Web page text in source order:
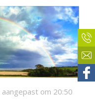
aangepast om 20:50